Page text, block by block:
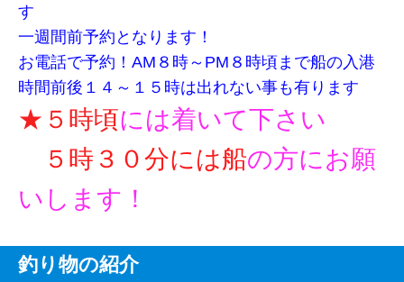
す
一週間前予約となります！
お電話で予約！AM８時～PM８時頃まで船の入港
時間前後１４～１５時は出れない事も有ります
★５時頃には着いて下さい
５時３０分には船の方にお願
いします！
釣り物の紹介